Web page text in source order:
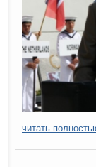
читать